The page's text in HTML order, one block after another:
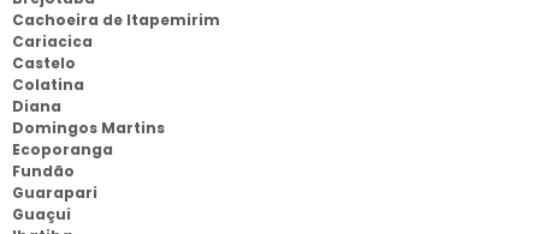
Cachoeira de Itapemirim
Cariacica
Castelo
Colatina
Diana
Domingos Martins
Ecoporanga
Fundão
Guarapari
Guaçui